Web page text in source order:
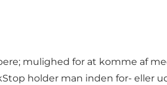
mulighed for at komme af
holder man inden for- eller